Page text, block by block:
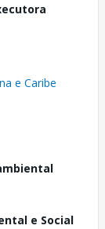
e Caribe
e Social